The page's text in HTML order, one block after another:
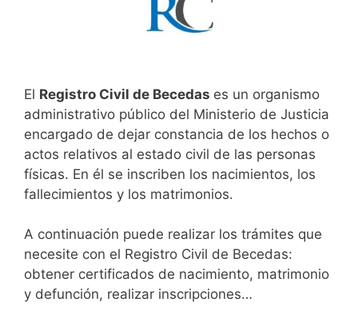
El Registro Civil de Becedas es un organismo
administrativo público del Ministerio de Justicia
encargado de dejar constancia de los hechos o
actos relativos al estado civil de las personas
físicas. En él se inscriben los nacimientos, los
fallecimientos y los matrimonios.
A continuación puede realizar los trámites que
necesite con el Registro Civil de Becedas:
obtener certificados de nacimiento, matrimonio
y defunción, realizar inscripciones…